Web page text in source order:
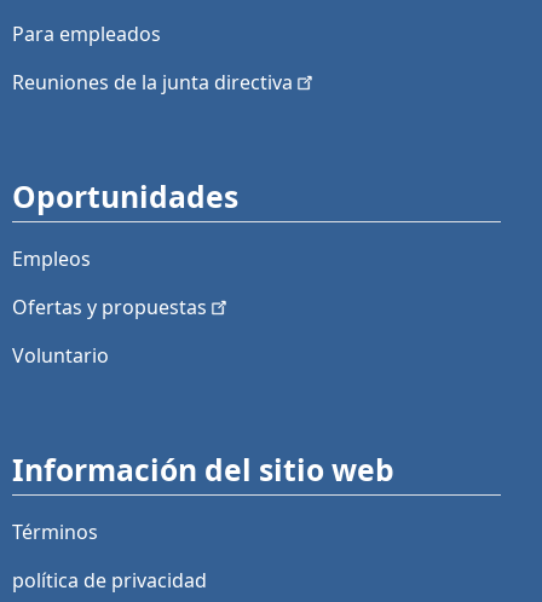
Para empleados
Reuniones de la junta directiva
Oportunidades
Empleos
Ofertas y propuestas
Voluntario
Información del sitio web
Términos
política de privacidad